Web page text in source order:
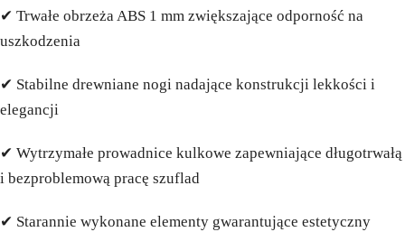
✔ Trwałe obrzeża ABS 1 mm zwiększające odporność na
uszkodzenia
✔ Stabilne drewniane nogi nadające konstrukcji lekkości i
elegancji
✔ Wytrzymałe prowadnice kulkowe zapewniające długotrwałą
i bezproblemową pracę szuflad
✔ Starannie wykonane elementy gwarantujące estetyczny